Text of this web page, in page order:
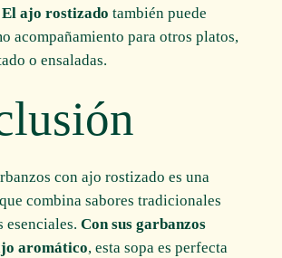
El ajo rostizado también puede
acompañamiento para otros platos,
o ensaladas.
con ajo rostizado es una
combina sabores tradicionales
esenciales.Con sus garbanzos
aromático, esta sopa es perfecta